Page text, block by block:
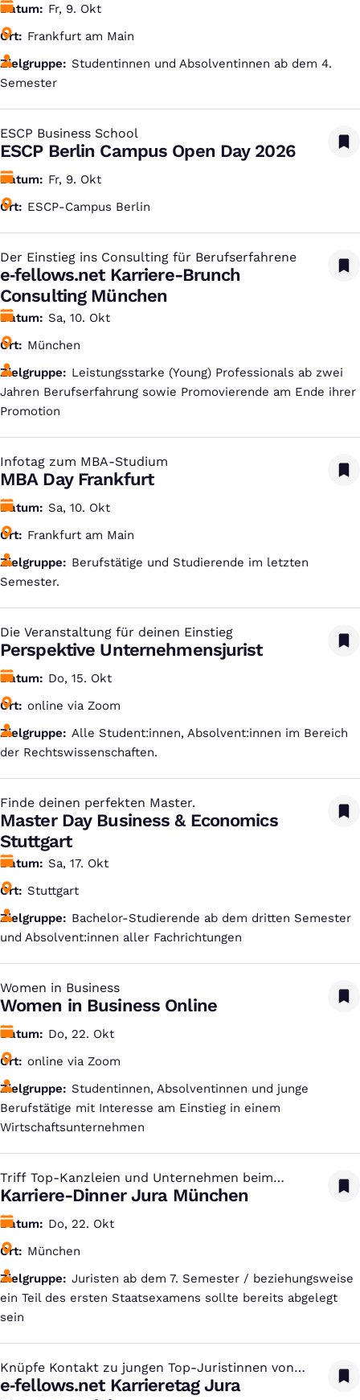
Datum
Fr, 9. Okt
Ort
Frankfurt am Main
Zielgruppe
Studentinnen und Absolventinnen ab dem 4.
Semester
ESCP Business School
:
ESCP Berlin Campus Open Day 2026
Datum
Fr, 9. Okt
Ort
ESCP-Campus Berlin
Der Einstieg ins Consulting für Berufserfahrene
:
e‑fellows.net Karriere-Brunch
Consulting München
Datum
Sa, 10. Okt
Ort
München
Zielgruppe
Leistungsstarke (Young) Professionals ab zwei
Jahren Berufserfahrung sowie Promovierende am Ende ihrer
Promotion
Infotag zum MBA-Studium
:
MBA Day Frankfurt
Datum
Sa, 10. Okt
Ort
Frankfurt am Main
Zielgruppe
Berufstätige und Studierende im letzten
Semester.
Die Veranstaltung für deinen Einstieg
:
Perspektive Unternehmensjurist
Datum
Do, 15. Okt
Ort
online via Zoom
Zielgruppe
Alle Student:innen, Absolvent:innen im Bereich
der Rechtswissenschaften.
Finde deinen perfekten Master.
:
Master Day Business & Economics
Stuttgart
Datum
Sa, 17. Okt
Ort
Stuttgart
Zielgruppe
Bachelor-Studierende ab dem dritten Semester
und Absolvent:innen aller Fachrichtungen
Women in Business
:
Women in Business Online
Datum
Do, 22. Okt
Ort
online via Zoom
Zielgruppe
Studentinnen, Absolventinnen und junge
Berufstätige mit Interesse am Einstieg in einem
Wirtschaftsunternehmen
Triff Top-Kanzleien und Unternehmen beim
Dinner
:
Karriere-Dinner Jura München
Datum
Do, 22. Okt
Ort
München
Zielgruppe
Juristen ab dem 7. Semester / beziehungsweise
ein Teil des ersten Staatsexamens sollte bereits abgelegt
sein
Knüpfe Kontakt zu jungen Top-Juristinnen von
Gibson Dunn
:
e‑fellows.net Karrieretag Jura